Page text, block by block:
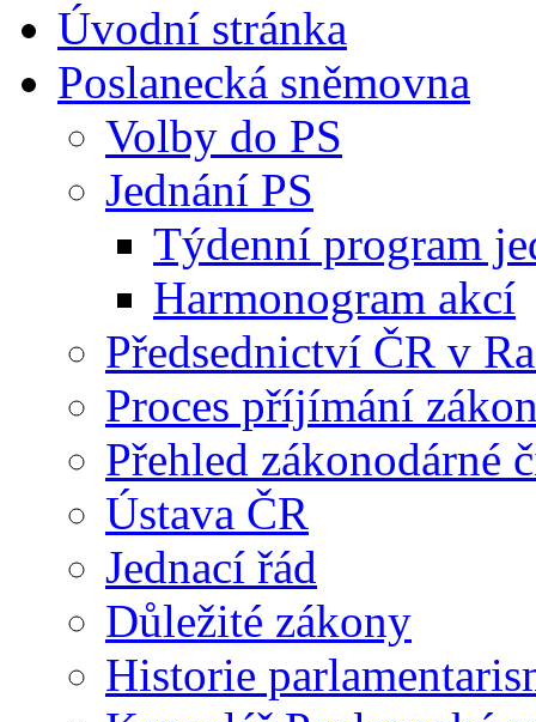
Úvodní stránka
Poslanecká sněmovna
Volby do PS
Jednání PS
Týdenní program
Harmonogram akcí
Předsednictví ČR v
Proces příjímání
Přehled zákonodárné
Ústava ČR
Jednací řád
Důležité zákony
Historie